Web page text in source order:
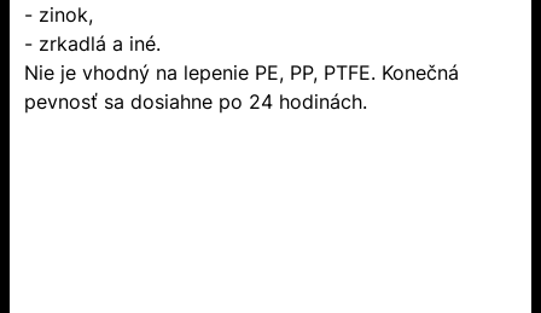
- zinok,
- zrkadlá a iné.
Nie je vhodný na lepenie PE, PP, PTFE. Konečná
pevnosť sa dosiahne po 24 hodinách.